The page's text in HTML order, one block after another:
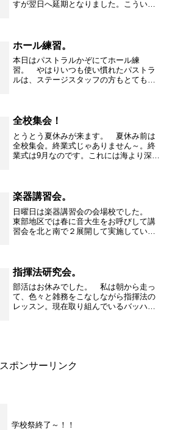
すが翌日へ延期となりました。こういう
五体満足が何よりの孝行な...
ホール練習。
本日はパストラルかぞにてホール練
習。 やはりいつも使い慣れたパストラ
ルは、ステージスタッフの方もとても親
ト、セクションで確認。 という...
全校集会！
とうとう夏休みが来ます。 夏休み前は
全校集会。終業式じゃありません～。終
業式は9月なのです。これには海より深い
験が出来る移動車両が来て...
楽器講習会。
日曜日は楽器講習会の会場校でした。
東部地区では春に音大生をお呼びして講
習会を北と南で２展開して実施していま
れない生徒、入部したての...
指揮法研究会。
部活はお休みでした。 私は朝から走っ
て、色々と雑務をこなしながら指揮法の
レッスン。現在取り組んでいるバッハに
スポンサーリンク
学校祭終了～！！